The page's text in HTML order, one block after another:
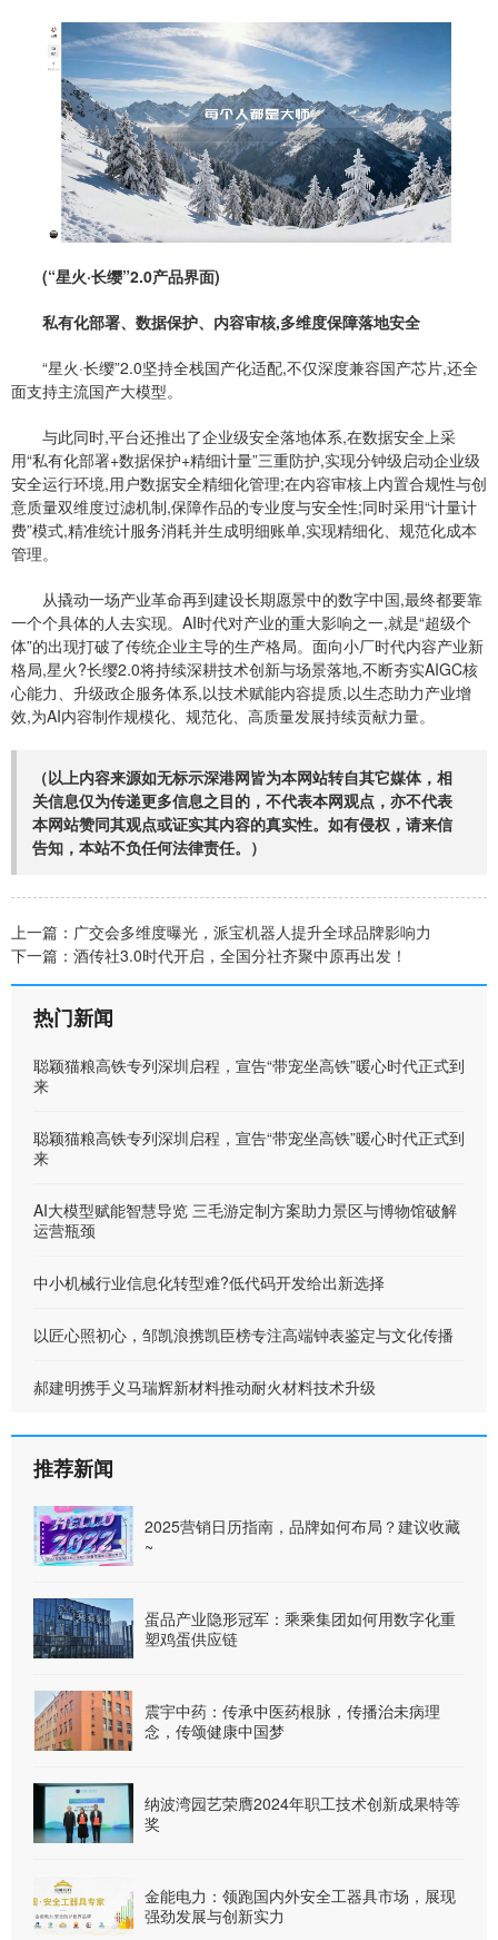
(“星火·长缨”2.0产品界面)
私有化部署、数据保护、内容审核,多维度保障落地安全
“星火·长缨”2.0坚持全栈国产化适配,不仅深度兼容国产芯片,还全
面支持主流国产大模型。
与此同时,平台还推出了企业级安全落地体系,在数据安全上采
用“私有化部署+数据保护+精细计量”三重防护,实现分钟级启动企业级
安全运行环境,用户数据安全精细化管理;在内容审核上内置合规性与创
意质量双维度过滤机制,保障作品的专业度与安全性;同时采用“计量计
费”模式,精准统计服务消耗并生成明细账单,实现精细化、规范化成本
管理。
从撬动一场产业革命再到建设长期愿景中的数字中国,最终都要靠
一个个具体的人去实现。AI时代对产业的重大影响之一,就是“超级个
体”的出现打破了传统企业主导的生产格局。面向小厂时代内容产业新
格局,星火?长缨2.0将持续深耕技术创新与场景落地,不断夯实AIGC核
心能力、升级政企服务体系,以技术赋能内容提质,以生态助力产业增
效,为AI内容制作规模化、规范化、高质量发展持续贡献力量。
（以上内容来源如无标示深港网皆为本网站转自其它媒体，相
关信息仅为传递更多信息之目的，不代表本网观点，亦不代表
本网站赞同其观点或证实其内容的真实性。如有侵权，请来信
告知，本站不负任何法律责任。）
上一篇： 广交会多维度曝光，派宝机器人提升全球品牌影响力
下一篇： 酒传社3.0时代开启，全国分社齐聚中原再出发！
热门新闻
聪颖猫粮高铁专列深圳启程，宣告“带宠坐高铁”暖心时代正式到
来
聪颖猫粮高铁专列深圳启程，宣告“带宠坐高铁”暖心时代正式到
来
AI大模型赋能智慧导览 三毛游定制方案助力景区与博物馆破解
运营瓶颈
中小机械行业信息化转型难?低代码开发给出新选择
以匠心照初心，邹凯浪携凯臣榜专注高端钟表鉴定与文化传播
郝建明携手义马瑞辉新材料推动耐火材料技术升级
推荐新闻
2025营销日历指南，品牌如何布局？建议收藏
~
蛋品产业隐形冠军：乘乘集团如何用数字化重
塑鸡蛋供应链
震宇中药：传承中医药根脉，传播治未病理
念，传颂健康中国梦
纳波湾园艺荣膺2024年职工技术创新成果特等
奖
金能电力：领跑国内外安全工器具市场，展现
强劲发展与创新实力